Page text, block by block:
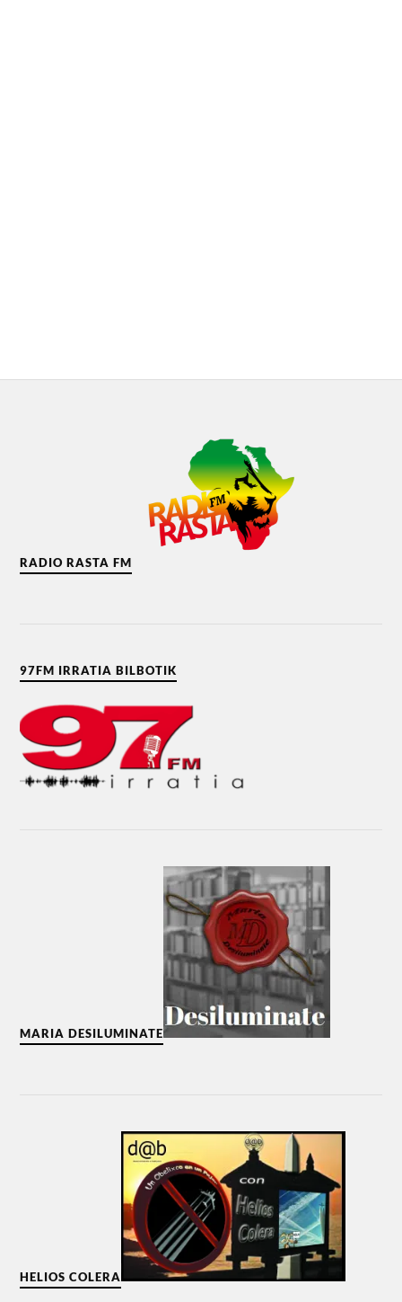
RADIO RASTA FM
97FM IRRATIA BILBOTIK
MARIA DESILUMINATE
HELIOS COLERA